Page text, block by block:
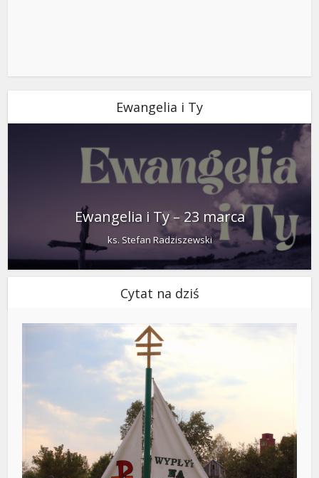
Ewangelia i Ty
Ewangelia i Ty – 23 marca
ks. Stefan Radziszewski
Cytat na dziś